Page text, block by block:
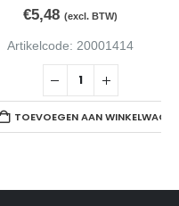
€5,48 (excl. BTW)
Artikelcode: 20001414
TOEVOEGEN AAN